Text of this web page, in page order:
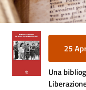
E
m
i
l
i
25
Una